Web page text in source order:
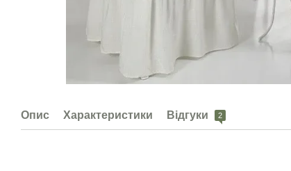
Опис Характеристики Відгуки 2